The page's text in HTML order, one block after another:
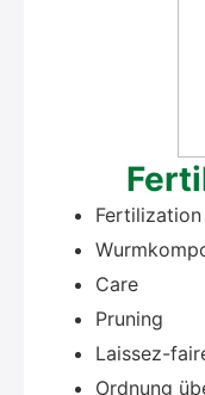
Fer­ti­liza­ti­on
Care
Pru­ning
Lais­sez-
Ord­nung